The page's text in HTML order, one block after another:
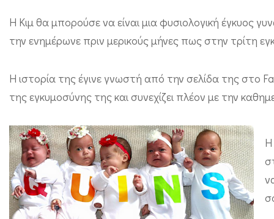
υ
μ
μ
ε
φ
υ
σ
Η Κιμ θα μπορούσε να είναι μια φυσιολογική έγκυος
την ενημέρωνε πριν μερικούς μήνες πως στην τρίτη
Η ιστορία της έγινε γνωστή από την σελίδα της στο
της εγκυμοσύνης της και συνεχίζει πλέον με την
Η